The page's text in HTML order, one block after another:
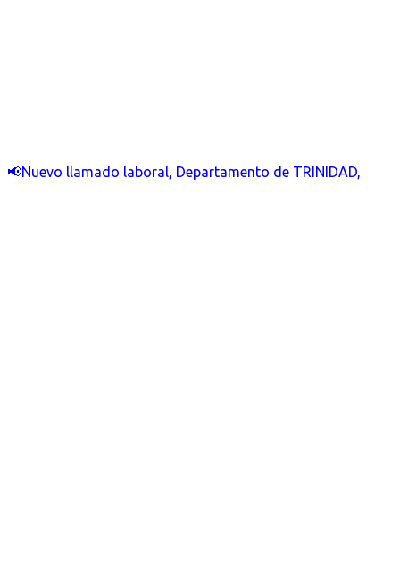
📢Nuevo llamado laboral, Departamento de TRINIDAD,